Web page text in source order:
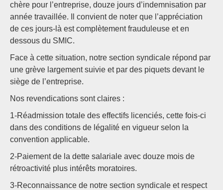
chère pour l’entreprise, douze jours d’indemnisation par
année travaillée. Il convient de noter que l’appréciation
de ces jours-là est complètement frauduleuse et en
dessous du SMIC.
Face à cette situation, notre section syndicale répond par
une grève largement suivie et par des piquets devant le
siège de l’entreprise.
Nos revendications sont claires :
1-Réadmission totale des effectifs licenciés, cette fois-ci
dans des conditions de légalité en vigueur selon la
convention applicable.
2-Paiement de la dette salariale avec douze mois de
rétroactivité plus intérêts moratoires.
3-Reconnaissance de notre section syndicale et respect